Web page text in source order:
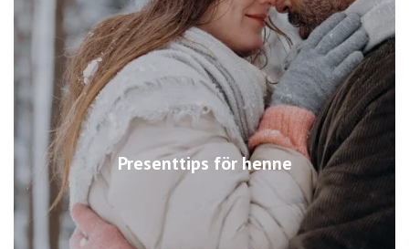
Presenttips för henne